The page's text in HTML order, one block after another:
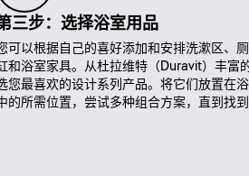
三步：选择浴室用品
可以根据自己的喜好添加和安排洗漱区、
和浴室家具。从杜拉维特（Duravit）丰富
您最喜欢的设计系列产品。将它们放置在
的所需位置，尝试多种组合方案，直到找到